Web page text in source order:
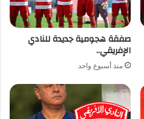
صفقة هجومية جديدة للنادي
الإفريقي..
منذ أسبوع واحد